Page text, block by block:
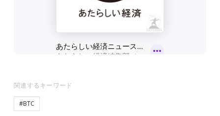
関連するキーワード
#BTC